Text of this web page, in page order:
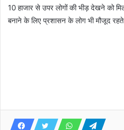
10 हाजार से उपर लोगों की भीड़ देखने को
बनाने के लिए प्रशासन के लोग भी मौजूद